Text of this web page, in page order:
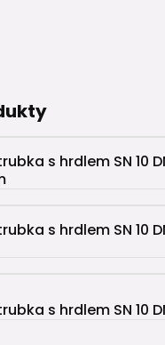
s hrdlem SN 10
s hrdlem SN 10
s hrdlem SN 10